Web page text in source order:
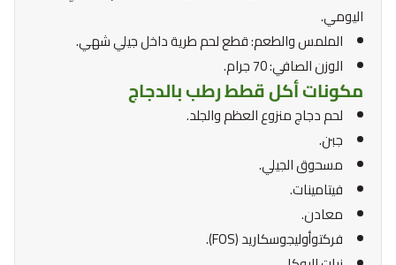
اليومي.
الملمس والطعم: قطع لحم طرية داخل جيلي شهي.
الوزن الصافي: 70 جرام.
مكونات أكل قطط رطب بالدجاج
لحم دجاج منزوع العظم والجلد.
جبن.
مسحوق الجيلي.
فيتامينات.
معادن.
فركتوأوليجوسكاريد (FOS).